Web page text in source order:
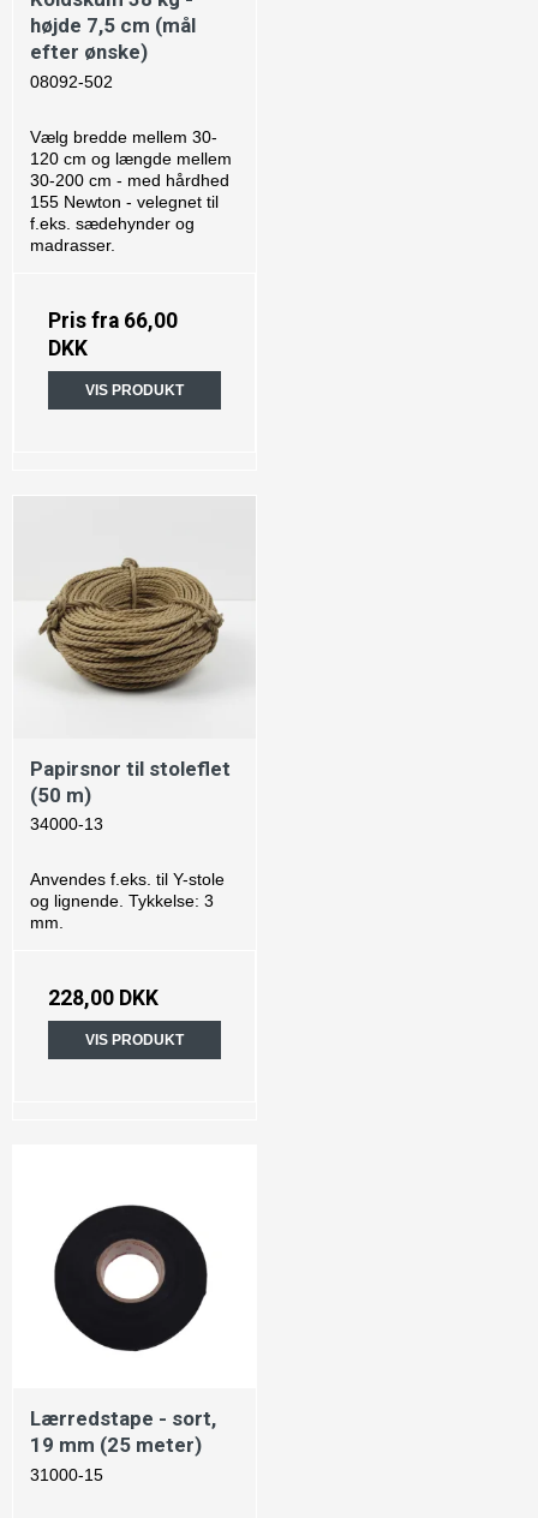
højde 7,5 cm (mål
efter ønske)
08092-502
Vælg bredde mellem 30-
120 cm og længde mellem
30-200 cm - med hårdhed
155 Newton - velegnet til
f.eks. sædehynder og
madrasser.
Pris fra 66,00
DKK
VIS PRODUKT
Papirsnor til stoleflet
(50 m)
34000-13
Anvendes f.eks. til Y-stole
og lignende. Tykkelse: 3
mm.
228,00 DKK
VIS PRODUKT
Lærredstape - sort,
19 mm (25 meter)
31000-15